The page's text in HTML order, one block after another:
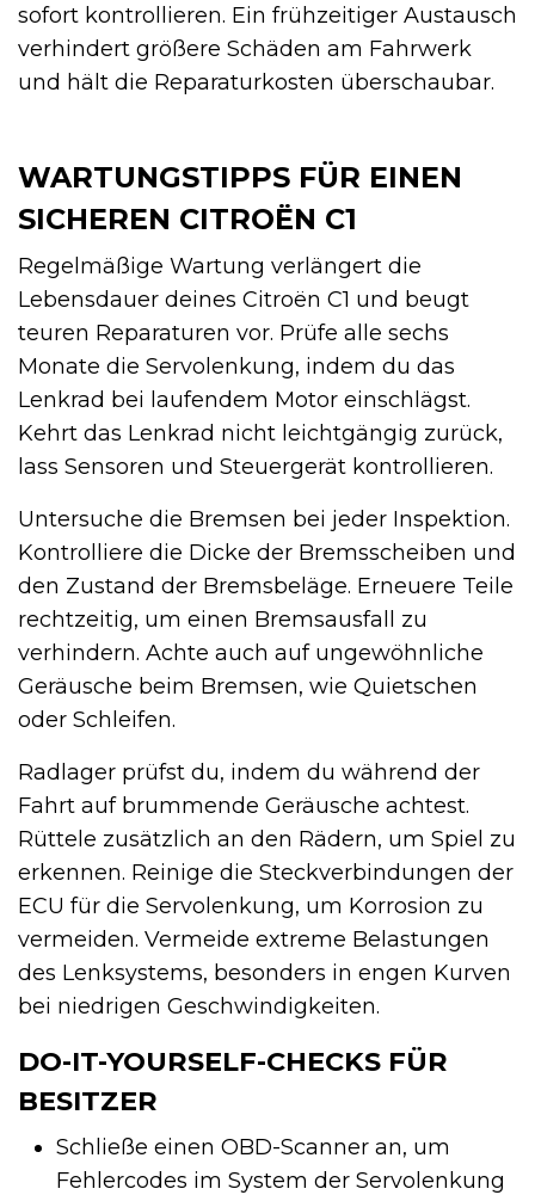
sofort kontrollieren. Ein frühzeitiger Austausch
verhindert größere Schäden am Fahrwerk
und hält die Reparaturkosten überschaubar.
WARTUNGSTIPPS FÜR EINEN
SICHEREN CITROËN C1
Regelmäßige Wartung verlängert die
Lebensdauer deines Citroën C1 und beugt
teuren Reparaturen vor. Prüfe alle sechs
Monate die Servolenkung, indem du das
Lenkrad bei laufendem Motor einschlägst.
Kehrt das Lenkrad nicht leichtgängig zurück,
lass Sensoren und Steuergerät kontrollieren.
Untersuche die Bremsen bei jeder Inspektion.
Kontrolliere die Dicke der Bremsscheiben und
den Zustand der Bremsbeläge. Erneuere Teile
rechtzeitig, um einen Bremsausfall zu
verhindern. Achte auch auf ungewöhnliche
Geräusche beim Bremsen, wie Quietschen
oder Schleifen.
Radlager prüfst du, indem du während der
Fahrt auf brummende Geräusche achtest.
Rüttele zusätzlich an den Rädern, um Spiel zu
erkennen. Reinige die Steckverbindungen der
ECU für die Servolenkung, um Korrosion zu
vermeiden. Vermeide extreme Belastungen
des Lenksystems, besonders in engen Kurven
bei niedrigen Geschwindigkeiten.
DO-IT-YOURSELF-CHECKS FÜR
BESITZER
Schließe einen OBD-Scanner an, um
Fehlercodes im System der Servolenkung